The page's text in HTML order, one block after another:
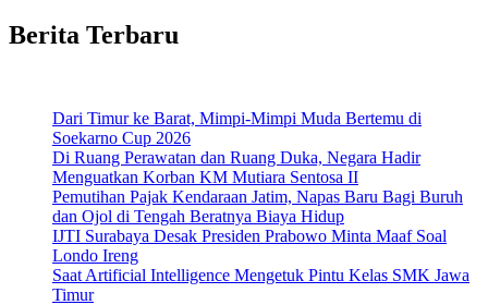
Berita Terbaru
Dari Timur ke Barat, Mimpi-Mimpi Muda Bertemu di
Soekarno Cup 2026
Di Ruang Perawatan dan Ruang Duka, Negara Hadir
Menguatkan Korban KM Mutiara Sentosa II
Pemutihan Pajak Kendaraan Jatim, Napas Baru Bagi Buruh
dan Ojol di Tengah Beratnya Biaya Hidup
IJTI Surabaya Desak Presiden Prabowo Minta Maaf Soal
Londo Ireng
Saat Artificial Intelligence Mengetuk Pintu Kelas SMK Jawa
Timur